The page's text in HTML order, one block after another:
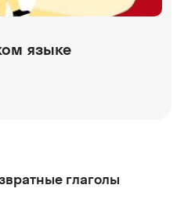
языке
глаголы